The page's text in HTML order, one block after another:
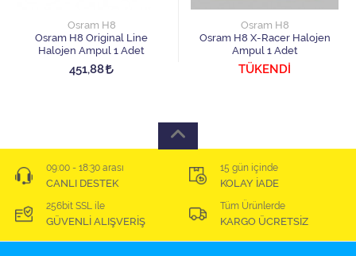
Osram H8
Osram H8 Original Line
Halojen Ampul 1 Adet
451,88
Osram H8
Osram H8 X-Racer Halojen
Ampul 1 Adet
TÜKENDİ
09:00 - 18:30 arası
CANLI DESTEK
15 gün içinde
KOLAY İADE
256bit SSL ile
GÜVENLİ ALIŞVERİŞ
Tüm Ürünlerde
KARGO ÜCRETSİZ